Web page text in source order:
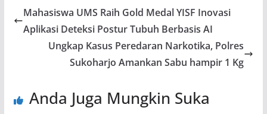
Mahasiswa UMS Raih Gold Medal YISF Inovasi
Aplikasi Deteksi Postur Tubuh Berbasis AI
Ungkap Kasus Peredaran Narkotika, Polres
Sukoharjo Amankan Sabu hampir 1 Kg
Anda Juga Mungkin Suka